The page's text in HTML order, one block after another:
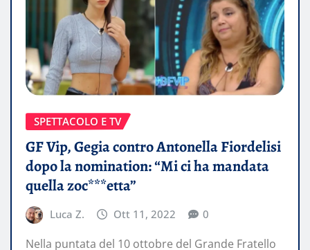
SPETTACOLO E TV
GF Vip, Gegia contro Antonella Fiordelisi
dopo la nomination: “Mi ci ha mandata
quella zoc***etta”
Luca Z. Ott 11, 2022 0
Nella puntata del 10 ottobre del Grande Fratello